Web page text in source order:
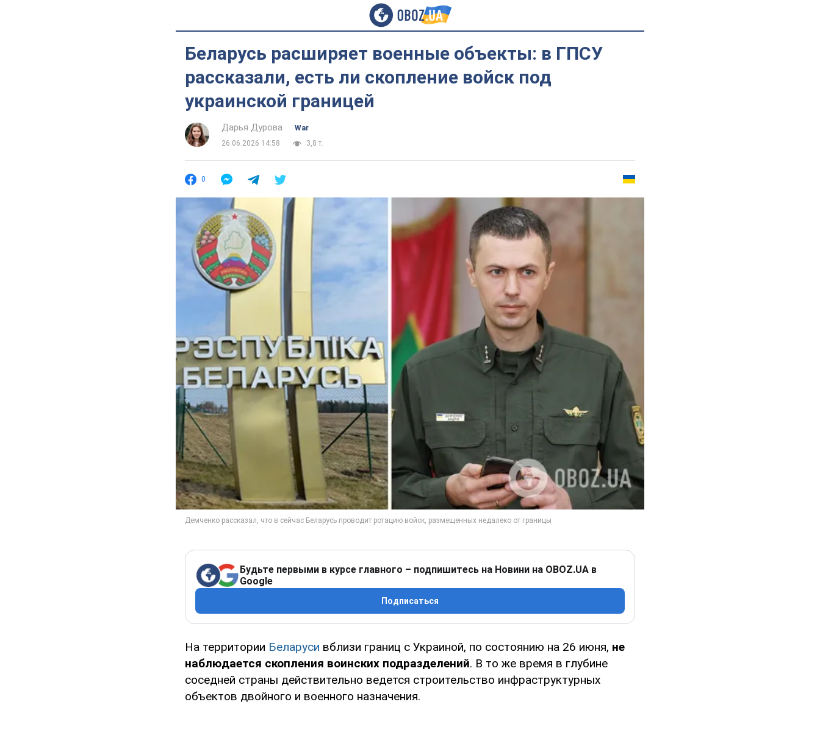
Беларусь расширяет военные объекты: в ГПСУ
рассказали, есть ли скопление войск под
украинской границей
Дарья Дурова
War
26.06.2026 14:58
3,8 т.
0
Будьте первыми в курсе главного – подпишитесь на Новини на OBOZ.UA в
Google
Подписаться
На территории Беларуси вблизи границ с Украиной, по состоянию на 26 июня, не
наблюдается скопления воинских подразделений. В то же время в глубине
соседней страны действительно ведется строительство инфраструктурных
объектов двойного и военного назначения.